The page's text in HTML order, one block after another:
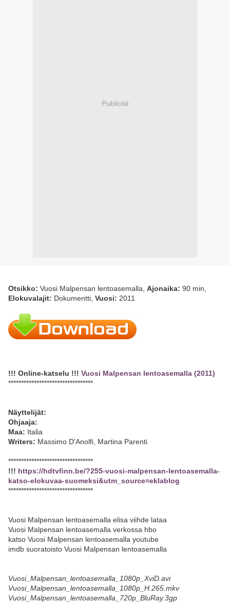
Publicité
Otsikko: Vuosi Malpensan lentoasemalla, Ajonaika: 90 min,
Elokuvalajit: Dokumentti, Vuosi: 2011
!!! Online-katselu !!! Vuosi Malpensan lentoasemalla (2011)
*********************************
Näyttelijät:
Ohjaaja:
Maa: Italia
Writers: Massimo D'Anolfi, Martina Parenti
*********************************
!!! https://hdtvfinn.be/?255-vuosi-malpensan-lentoasemalla-
katso-elokuvaa-suomeksi&utm_source=eklablog
*********************************
Vuosi Malpensan lentoasemalla elisa viihde lataa
Vuosi Malpensan lentoasemalla verkossa hbo
katso Vuosi Malpensan lentoasemalla youtube
imdb suoratoisto Vuosi Malpensan lentoasemalla
Vuosi_Malpensan_lentoasemalla_1080p_XviD.avi
Vuosi_Malpensan_lentoasemalla_1080p_H.265.mkv
Vuosi_Malpensan_lentoasemalla_720p_BluRay.3gp